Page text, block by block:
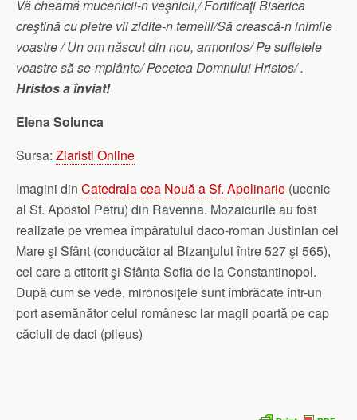
Vă cheamă mucenicii-n veşnicii,/ Fortificaţi Biserica
creştină cu pietre vii zidite-n temelii/Să crească-n inimile
voastre / Un om născut din nou, armonios/ Pe sufletele
voastre să se-mplânte/ Pecetea Domnului Hristos/ .
Hristos a înviat!
Elena Solunca
Sursa: Ziaristi Online
Imagini din Catedrala cea Nouă a Sf. Apolinarie (ucenic
al Sf. Apostol Petru) din Ravenna. Mozaicurile au fost
realizate pe vremea împăratului daco-roman Justinian cel
Mare şi Sfânt (conducător al Bizanţului între 527 şi 565),
cel care a ctitorit şi Sfânta Sofia de la Constantinopol.
După cum se vede, mironosiţele sunt îmbrăcate într-un
port asemănător celui românesc iar magii poartă pe cap
căciuli de daci (pileus)